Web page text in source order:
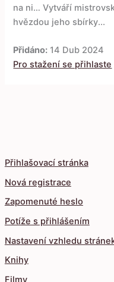
Přihlašovací stránka
Nová registrace
Zapomenuté heslo
Potíže s přihlášením
Nastavení vzhledu
Knihy
Filmy
na ni… Vytváří
hvězdou jeho sbírky...
Přidáno: 14 Dub 2024
Pro stažení se přihlaste